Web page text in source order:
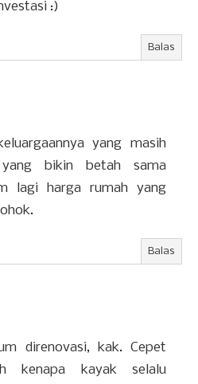
:)
Balas
yang masih
bikin betah sama
lagi harga rumah yang
Balas
direnovasi, kak. Cepet
kenapa kayak selalu